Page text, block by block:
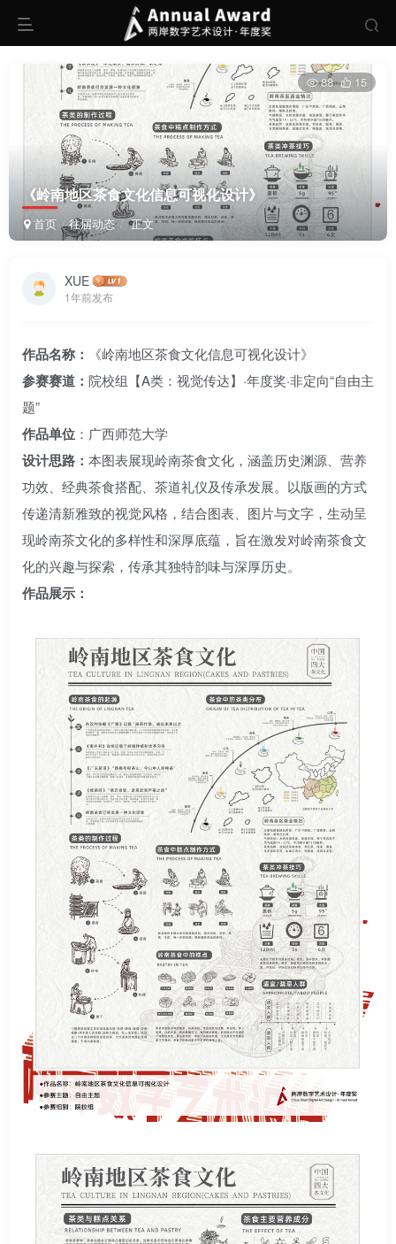
《岭南地区茶食文化信息可视化设计》
首页 往届动态 正文
88 15
XUE
1年前发布
作品名称： 《岭南地区茶食文化信息可视化设计》
参赛赛道： 院校组【A类：视觉传达】·年度奖·非定向“自由主
题”
作品单位 ：广西师范大学
设计思路： 本图表展现岭南茶食文化，涵盖历史渊源、营养
功效、经典茶食搭配、茶道礼仪及传承发展。以版画的方式
传递清新雅致的视觉风格，结合图表、图片与文字，生动呈
现岭南茶文化的多样性和深厚底蕴，旨在激发对岭南茶食文
化的兴趣与探索，传承其独特韵味与深厚历史。
作品展示：